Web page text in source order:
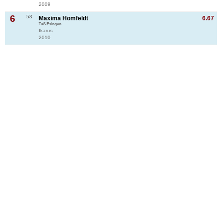
2009
6 58 6.67
Maxima Homfeldt
TuS Esingen
Ikarus
2010